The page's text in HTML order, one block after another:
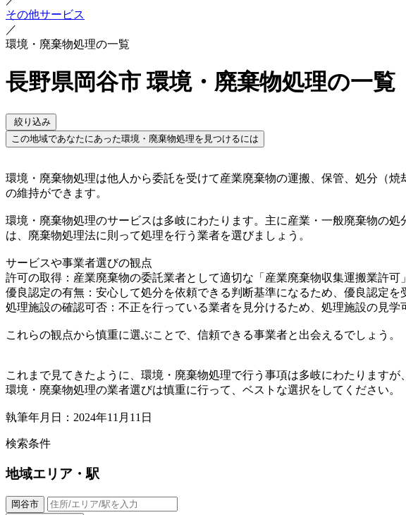
その他サービス
／
環境・廃棄物処理の一覧
長野県岡谷市 環境・廃棄物処理の一覧
絞り込み
この地域であなたにあった環境・廃棄物処理を見つけるには
環境・廃棄物処理は他人から委託を受けて産業廃棄物の運搬、保管、処分（
の維持ができます。
環境・廃棄物処理のサービスは多岐にわたります。主に産業・一般廃棄物の
は、廃棄物処理法に則って処理を行う業者を選びましょう。
サービスや事業者選びの観点
許可の取得：産業廃棄物の委託業者として適切な「産業廃棄物収集運搬業許
優良認定の有無：安心して処分を依頼できる判断基準になるため、優良認定を
処理施設の確認可否：不正を行っている業者を見分けるため、処理施設の見学
これらの観点から慎重に選ぶことで、信頼できる事業者と出会えるでしょう。
これまで見てきたように、環境・廃棄物処理で行う事項は多岐にわたります
環境・廃棄物処理の業者選びは慎重に行って、ベストな選択をしてください。
執筆年月日：2024年11月11日
検索条件
地域エリア・駅
岡谷市